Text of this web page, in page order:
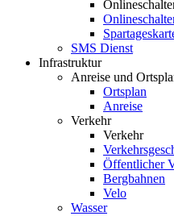
SMS Dienst
Infrastruktur
Anreise und
Ortsplan
Anreise
Verkehr
Verkehr
Öffentlicher
Bergbahnen
Velo
Wasser